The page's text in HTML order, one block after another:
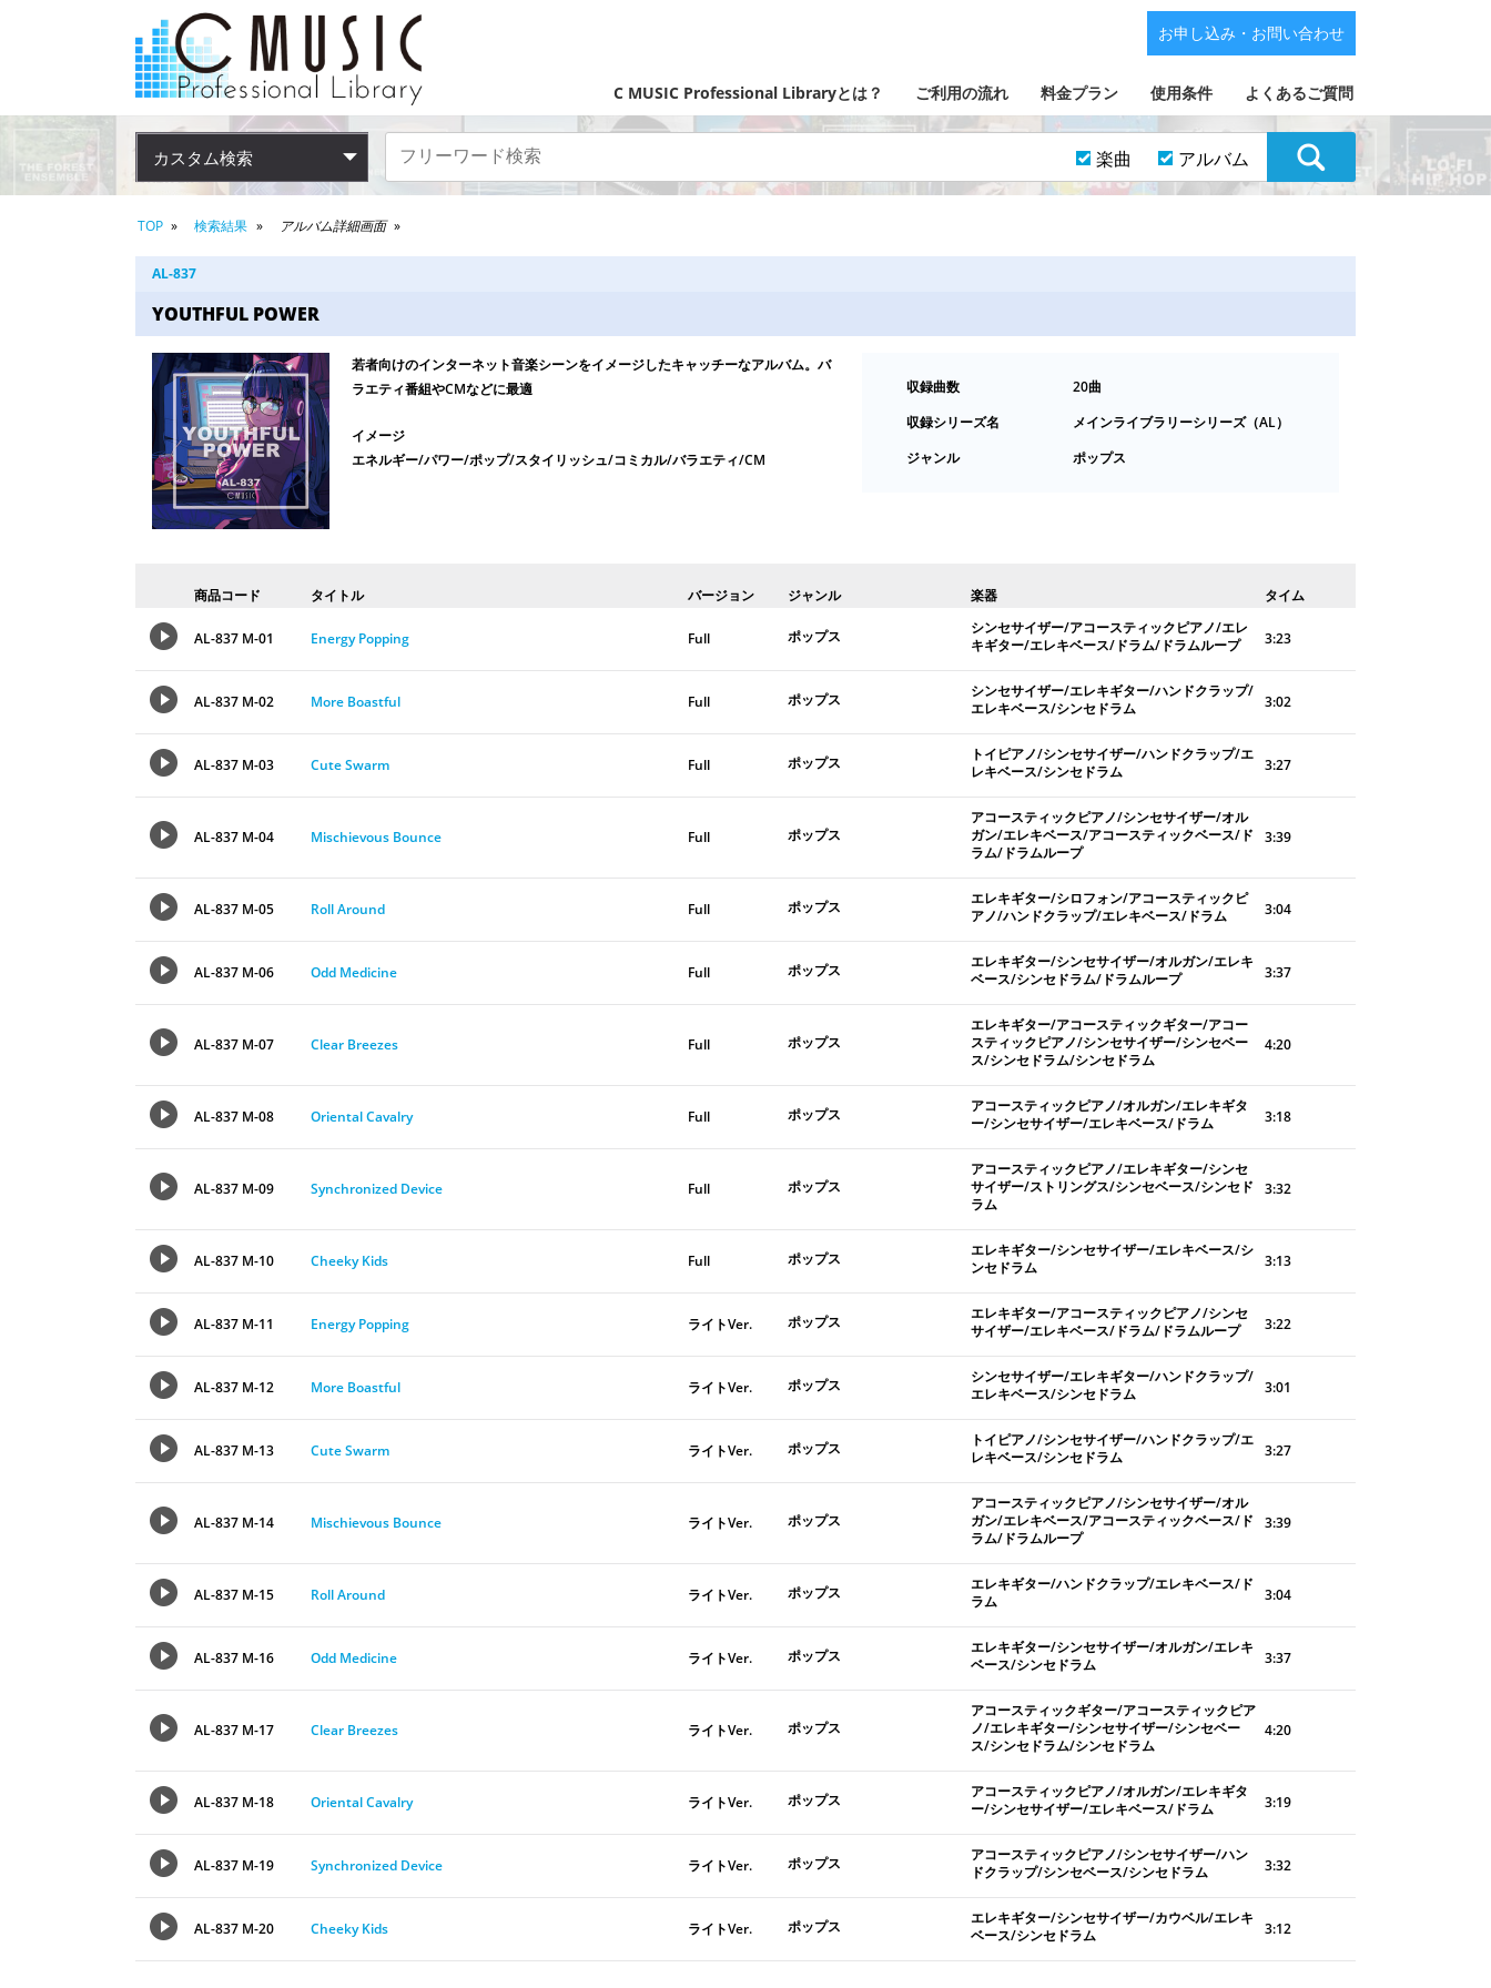
C MUSIC Professional Libraryとは？ ご利用の流れ 料金プラン 使用条件 よくあるご質問
お申し込み・お問い合わせ
カスタム検索 楽曲 アルバム
TOP 検索結果 アルバム詳細画面
AL-837
YOUTHFUL POWER
若者向けのインターネット音楽シーンをイメージしたキャッチーなアルバム。バ
ラエティ番組やCMなどに最適
イメージ
エネルギー/パワー/ポップ/スタイリッシュ/コミカル/バラエティ/CM
収録曲数
20曲
収録シリーズ名
メインライブラリーシリーズ（AL）
ジャンル
ポップス
商品コード タイトル バージョン ジャンル 楽器 タイム
AL-837 M-01 Energy Popping Full ポップス
シンセサイザー/アコースティックピアノ/エレ
キギター/エレキベース/ドラム/ドラムループ
3:23
AL-837 M-02 More Boastful Full ポップス
シンセサイザー/エレキギター/ハンドクラップ/
エレキベース/シンセドラム
3:02
AL-837 M-03 Cute Swarm Full ポップス
トイピアノ/シンセサイザー/ハンドクラップ/エ
レキベース/シンセドラム
3:27
AL-837 M-04 Mischievous Bounce Full ポップス
アコースティックピアノ/シンセサイザー/オル
ガン/エレキベース/アコースティックベース/ド
ラム/ドラムループ
3:39
AL-837 M-05 Roll Around Full ポップス
エレキギター/シロフォン/アコースティックピ
アノ/ハンドクラップ/エレキベース/ドラム
3:04
AL-837 M-06 Odd Medicine Full ポップス
エレキギター/シンセサイザー/オルガン/エレキ
ベース/シンセドラム/ドラムループ
3:37
AL-837 M-07 Clear Breezes Full ポップス
エレキギター/アコースティックギター/アコー
スティックピアノ/シンセサイザー/シンセベー
ス/シンセドラム/シンセドラム
4:20
AL-837 M-08 Oriental Cavalry Full ポップス
アコースティックピアノ/オルガン/エレキギタ
ー/シンセサイザー/エレキベース/ドラム
3:18
AL-837 M-09 Synchronized Device Full ポップス
アコースティックピアノ/エレキギター/シンセ
サイザー/ストリングス/シンセベース/シンセド
ラム
3:32
AL-837 M-10 Cheeky Kids Full ポップス
エレキギター/シンセサイザー/エレキベース/シ
ンセドラム
3:13
AL-837 M-11 Energy Popping ライトVer. ポップス
エレキギター/アコースティックピアノ/シンセ
サイザー/エレキベース/ドラム/ドラムループ
3:22
AL-837 M-12 More Boastful ライトVer. ポップス
シンセサイザー/エレキギター/ハンドクラップ/
エレキベース/シンセドラム
3:01
AL-837 M-13 Cute Swarm ライトVer. ポップス
トイピアノ/シンセサイザー/ハンドクラップ/エ
レキベース/シンセドラム
3:27
AL-837 M-14 Mischievous Bounce ライトVer. ポップス
アコースティックピアノ/シンセサイザー/オル
ガン/エレキベース/アコースティックベース/ド
ラム/ドラムループ
3:39
AL-837 M-15 Roll Around ライトVer. ポップス
エレキギター/ハンドクラップ/エレキベース/ド
ラム
3:04
AL-837 M-16 Odd Medicine ライトVer. ポップス
エレキギター/シンセサイザー/オルガン/エレキ
ベース/シンセドラム
3:37
AL-837 M-17 Clear Breezes ライトVer. ポップス
アコースティックギター/アコースティックピア
ノ/エレキギター/シンセサイザー/シンセベー
ス/シンセドラム/シンセドラム
4:20
AL-837 M-18 Oriental Cavalry ライトVer. ポップス
アコースティックピアノ/オルガン/エレキギタ
ー/シンセサイザー/エレキベース/ドラム
3:19
AL-837 M-19 Synchronized Device ライトVer. ポップス
アコースティックピアノ/シンセサイザー/ハン
ドクラップ/シンセベース/シンセドラム
3:32
AL-837 M-20 Cheeky Kids ライトVer. ポップス
エレキギター/シンセサイザー/カウベル/エレキ
ベース/シンセドラム
3:12